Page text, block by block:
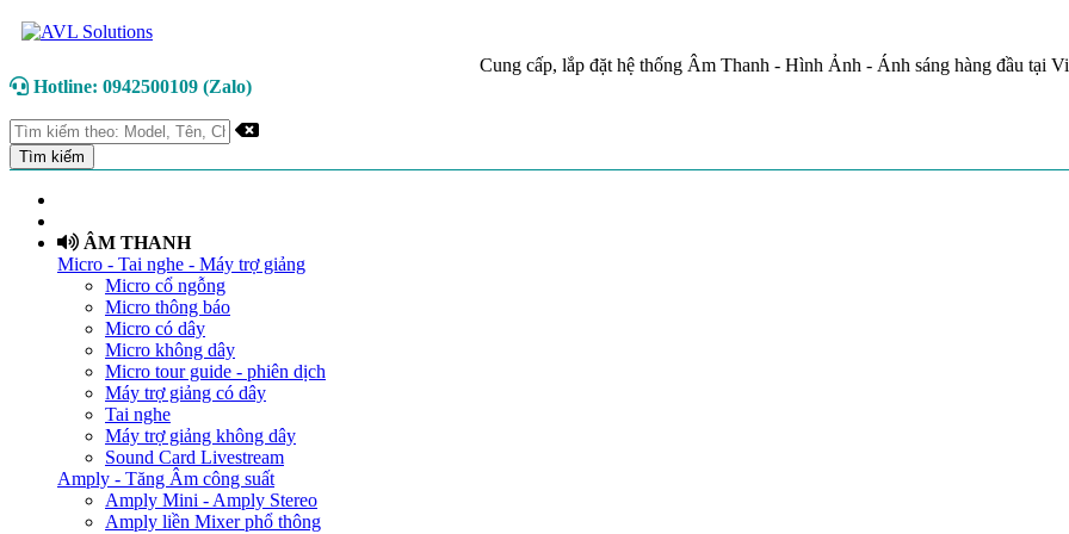
Cung cấp, lắp đặt hệ thống Âm Thanh - Hình Ảnh - Ánh sáng hàng đầu tại
Hotline: 0942500109 (Zalo)
ÂM THANH
Micro - Tai nghe - Máy trợ giảng
Micro cổ ngỗng
Micro thông báo
Micro có dây
Micro không dây
Micro tour guide - phiên dịch
Máy trợ giảng có dây
Tai nghe
Máy trợ giảng không dây
Sound Card Livestream
Amply - Tăng Âm công suất
Amply Mini - Amply Stereo
Amply liền Mixer phổ thông